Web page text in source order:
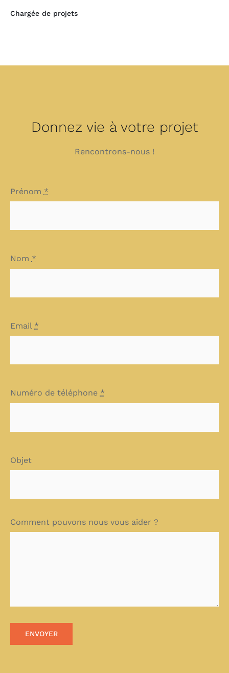
Chargée de projets
Donnez vie à votre projet
Rencontrons-nous !
Prénom *
Nom *
Email *
Numéro de téléphone *
Objet
Comment pouvons nous vous aider ?
ENVOYER